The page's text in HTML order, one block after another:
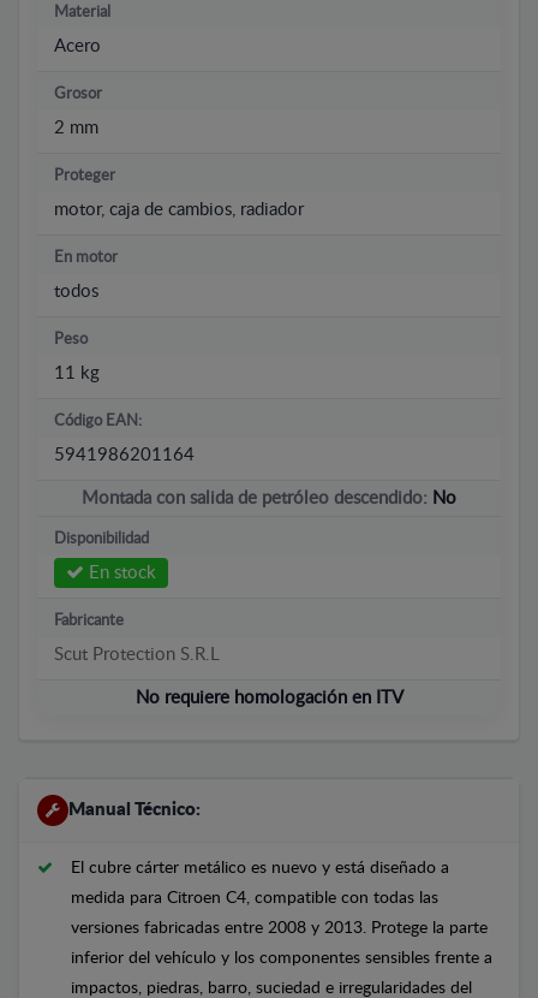
Material
Acero
Grosor
2 mm
Proteger
motor, caja de cambios, radiador
En motor
todos
Peso
11 kg
Código EAN:
5941986201164
Montada con salida de petróleo descendido: No
Disponibilidad
En stock
Fabricante
Scut Protection S.R.L
No requiere homologación en ITV
Manual Técnico:
El cubre cárter metálico es nuevo y está diseñado a
medida para Citroen C4, compatible con todas las
versiones fabricadas entre 2008 y 2013. Protege la parte
inferior del vehículo y los componentes sensibles frente a
impactos, piedras, barro, suciedad e irregularidades del